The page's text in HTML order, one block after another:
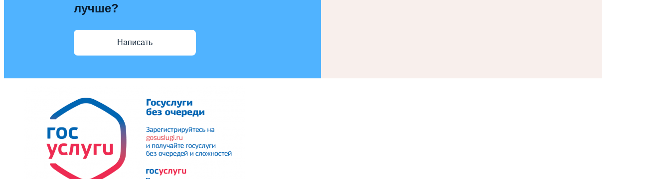
лучше?
Написать